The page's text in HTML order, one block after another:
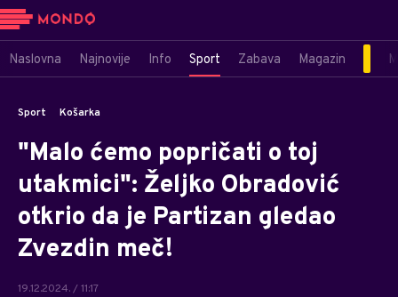
Naslovna Najnovije Info Sport Zabava Magazin
Sport Košarka
"Malo ćemo popričati o toj
utakmici": Željko Obradović
otkrio da je Partizan gledao
Zvezdin meč!
19.12.2024. / 11:17